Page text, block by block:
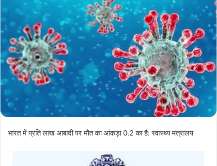
भारत में प्रति लाख आबादी पर मौत का आंकड़ा 0.2 का है: स्वास्थ्य मंत्रालय